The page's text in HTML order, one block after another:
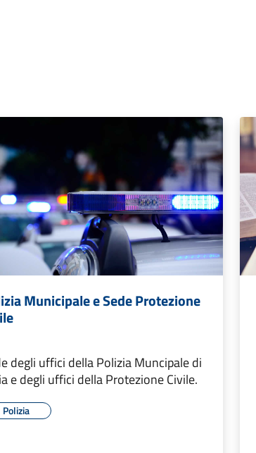
Municipale e Sede Protezione
degli uffici della Polizia Muncipale di
e degli uffici della Protezione Civile.
Polizia